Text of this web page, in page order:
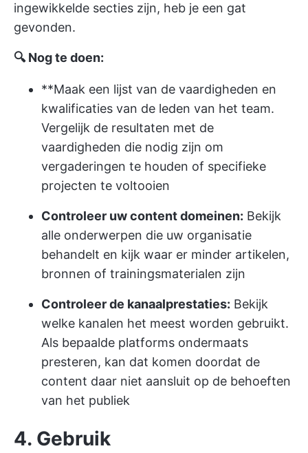
ingewikkelde secties zijn, heb je een gat
gevonden.
🔍 Nog te doen:
**Maak een lijst van de vaardigheden en
kwalificaties van de leden van het team.
Vergelijk de resultaten met de
vaardigheden die nodig zijn om
vergaderingen te houden of specifieke
projecten te voltooien
Controleer uw content domeinen: Bekijk
alle onderwerpen die uw organisatie
behandelt en kijk waar er minder artikelen,
bronnen of trainingsmaterialen zijn
Controleer de kanaalprestaties: Bekijk
welke kanalen het meest worden gebruikt.
Als bepaalde platforms ondermaats
presteren, kan dat komen doordat de
content daar niet aansluit op de behoeften
van het publiek
4. Gebruik